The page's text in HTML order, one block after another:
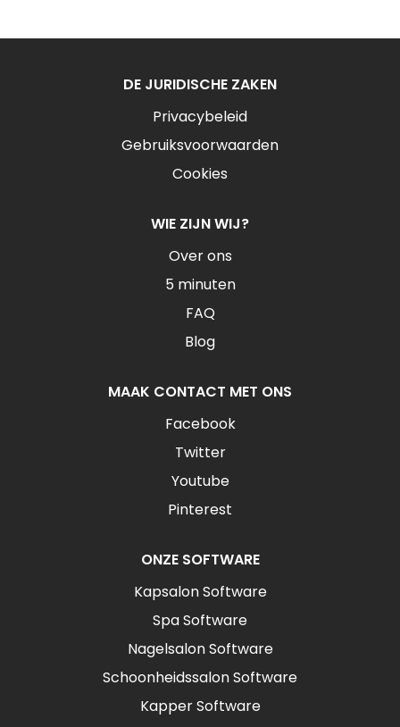
DE JURIDISCHE ZAKEN
Privacybeleid
Gebruiksvoorwaarden
Cookies
WIE ZIJN WIJ?
Over ons
5 minuten
FAQ
Blog
MAAK CONTACT MET ONS
Facebook
Twitter
Youtube
Pinterest
ONZE SOFTWARE
Kapsalon Software
Spa Software
Nagelsalon Software
Schoonheidssalon Software
Kapper Software